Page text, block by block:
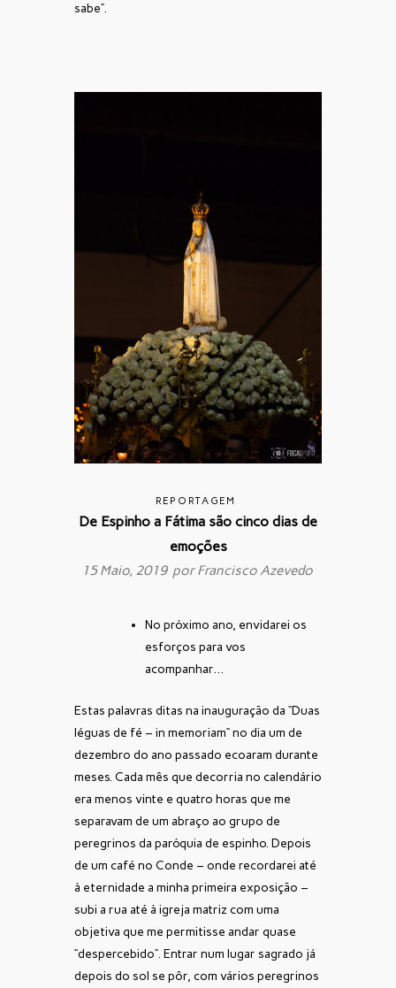
sabe”.
REPORTAGEM
De Espinho a Fátima são cinco dias de
emoções
15 Maio, 2019 porFrancisco Azevedo
No próximo ano, envidarei os
esforços para vos
acompanhar…
Estas palavras ditas na inauguração da “Duas
léguas de fé – in memoriam” no dia um de
dezembro do ano passado ecoaram durante
meses. Cada mês que decorria no calendário
era menos vinte e quatro horas que me
separavam de um abraço ao grupo de
peregrinos da paróquia de espinho. Depois
de um café no Conde – onde recordarei até
à eternidade a minha primeira exposição –
subi a rua até à igreja matriz com uma
objetiva que me permitisse andar quase
“despercebido”. Entrar num lugar sagrado já
depois do sol se pôr, com vários peregrinos